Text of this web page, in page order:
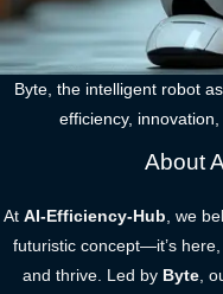
Byte, the intelligent robot
efficiency,
About
At AI-Efficiency-Hub , we
futuristic concept—it’s here,
and thrive. Led by Byte ,